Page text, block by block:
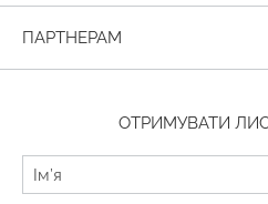
ПАРТНЕРАМ
ОТРИМУВАТИ